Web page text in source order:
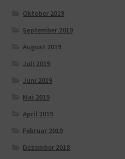
Oktober 2019
September 2019
August 2019
Juli 2019
Juni 2019
Mai 2019
April 2019
Februar 2019
Dezember 2018